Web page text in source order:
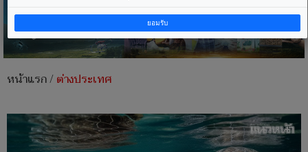
หน้าแรก/ต่างประเทศ
ยอมรับ